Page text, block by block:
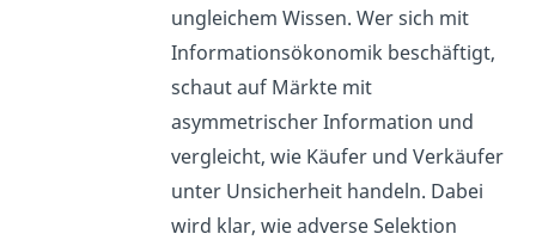
ungleichem Wissen. Wer sich mit
Informationsökonomik beschäftigt,
schaut auf Märkte mit
asymmetrischer Information und
vergleicht, wie Käufer und Verkäufer
unter Unsicherheit handeln. Dabei
wird klar, wie adverse Selektion